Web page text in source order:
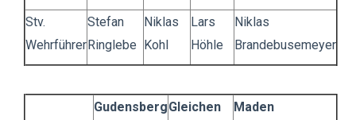
Stv.
Wehrführer
Stefan
Ringlebe
Niklas
Kohl
Lars
Höhle
Niklas
Brandebusemeyer
GudensbergGleichen Maden